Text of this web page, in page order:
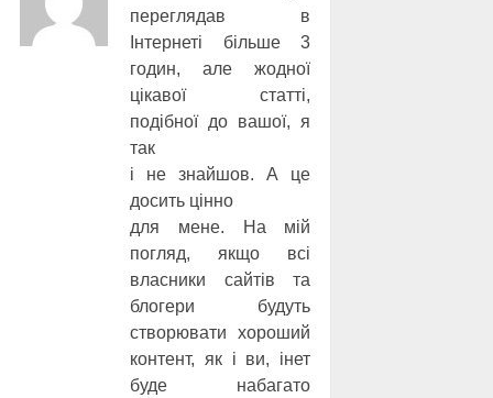
переглядав в
Інтернеті більше 3
годин, але жодної
цікавої статті,
подібної до вашої, я
так
і не знайшов. А це
досить цінно
для мене. На мій
погляд, якщо всі
власники сайтів та
блогери будуть
створювати хороший
контент, як і ви, інет
буде набагато